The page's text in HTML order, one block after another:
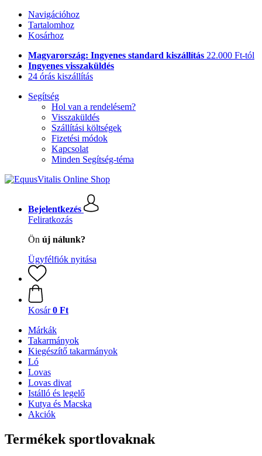
Navigációhoz
Tartalomhoz
Kosárhoz
Magyarország: Ingyenes standard kiszállítás 22.000 Ft-tól
Ingyenes visszaküldés
24 órás kiszállítás
Segítség
Hol van a rendelésem?
Visszaküldés
Szállítási költségek
Fizetési módok
Kapcsolat
Minden Segítség-téma
Bejelentkezés
Feliratkozás
Ön új nálunk?
Ügyfélfiók nyitása
Kosár 0 Ft
Márkák
Takarmányok
Kiegészítő takarmányok
Ló
Lovas
Lovas divat
Istálló és legelő
Kutya és Macska
Akciók
Termékek sportlovaknak